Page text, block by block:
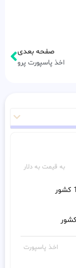
صفحه بعدی
اخذ پاسپورت پرو
به قیمت به دلار
اخذ پاسپورت